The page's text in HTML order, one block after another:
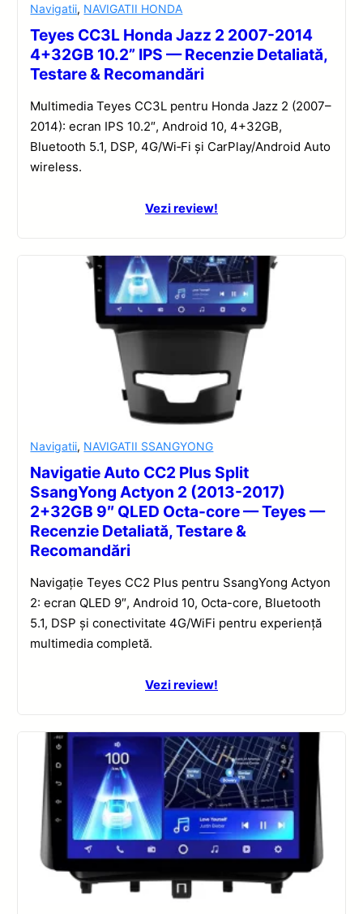
Navigatii, NAVIGATII HONDA
Teyes CC3L Honda Jazz 2 2007-2014
4+32GB 10.2” IPS — Recenzie Detaliată,
Testare & Recomandări
Multimedia Teyes CC3L pentru Honda Jazz 2 (2007–
2014): ecran IPS 10.2″, Android 10, 4+32GB,
Bluetooth 5.1, DSP, 4G/Wi‑Fi și CarPlay/Android Auto
wireless.
Vezi review!
Navigatii, NAVIGATII SSANGYONG
Navigatie Auto CC2 Plus Split
SsangYong Actyon 2 (2013-2017)
2+32GB 9″ QLED Octa-core — Teyes —
Recenzie Detaliată, Testare &
Recomandări
Navigație Teyes CC2 Plus pentru SsangYong Actyon
2: ecran QLED 9″, Android 10, Octa-core, Bluetooth
5.1, DSP și conectivitate 4G/WiFi pentru experiență
multimedia completă.
Vezi review!